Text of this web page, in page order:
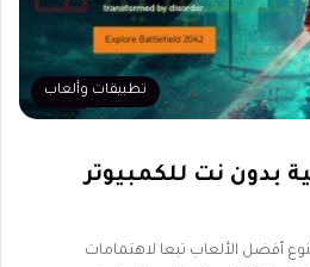
تطبيقات وألعاب
حربية بدون نت للكمبيوتر
أفضل الألعاب تبعا لاهتمامات